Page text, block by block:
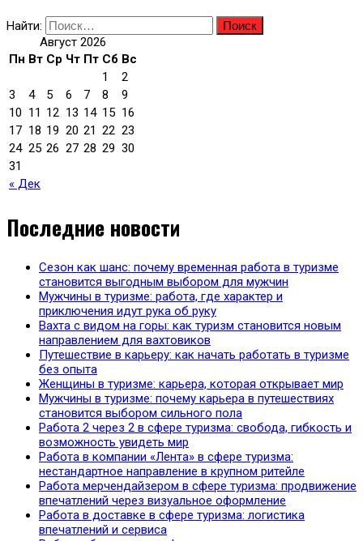
Найти:
Август 2026
Пн Вт Ср Чт Пт Сб Вс
« Дек
1
2
3
4 5 6 7 8
9
10 11 12 13 14 15 16
17 18 19 20 21 22 23
24 25 26 27 28 29 30
31
Последние новости
Сезон как шанс: почему временная работа в туризме
становится выгодным выбором для мужчин
Мужчины в туризме: работа, где характер и
приключения идут рука об руку
Вахта с видом на горы: как туризм становится новым
направлением для вахтовиков
Путешествие в карьеру: как начать работать в туризме
без опыта
Женщины в туризме: карьера, которая открывает мир
Мужчины в туризме: почему карьера в путешествиях
становится выбором сильного пола
Работа 2 через 2 в сфере туризма: свобода, гибкость и
возможность увидеть мир
Работа в компании «Лента» в сфере туризма:
нестандартное направление в крупном ритейле
Работа мерчендайзером в сфере туризма: продвижение
впечатлений через визуальное оформление
Работа в доставке в сфере туризма: логистика
впечатлений и сервиса